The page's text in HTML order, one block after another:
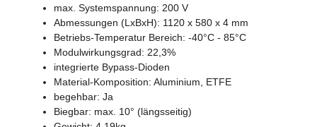
max. Systemspannung: 200 V
Abmessungen (LxBxH): 1120 x 580 x 4 mm
Betriebs-Temperatur Bereich: -40°C - 85°C
Modulwirkungsgrad: 22,3%
integrierte Bypass-Dioden
Material-Komposition: Aluminium, ETFE
begehbar: Ja
Biegbar: max. 10° (längsseitig)